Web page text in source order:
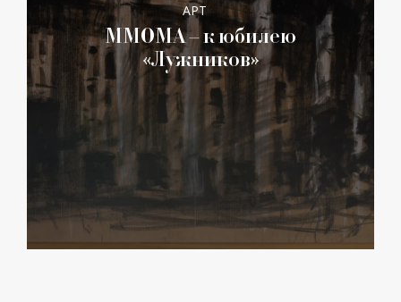
АРТ
ММОМА – к юбилею
«Лужников»